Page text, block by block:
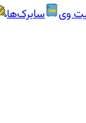
سابرک‌ها